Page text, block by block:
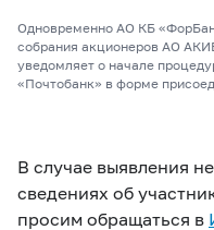
Одновременно АО КБ
собрания акционеров АО
уведомляет о начале
«Почтобанк» в форме
В случае выявления
сведениях об
просим обращаться в